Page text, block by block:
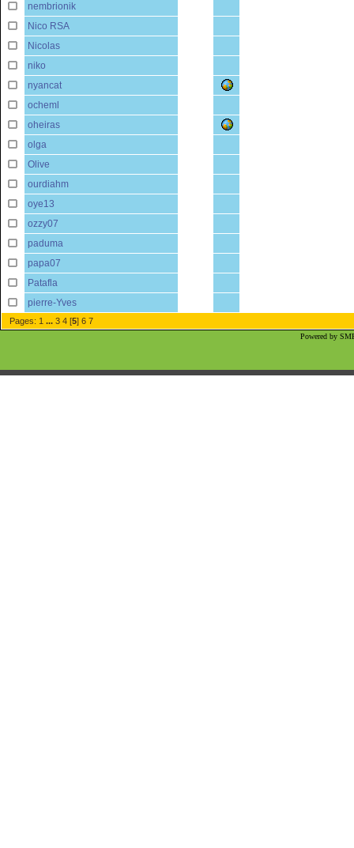
nembrionik
Nico RSA
Nicolas
niko
nyancat
ocheml
oheiras
olga
Olive
ourdiahm
oye13
ozzy07
paduma
papa07
Patafla
pierre-Yves
Pages: 1 ... 3 4 [5] 6 7
Powered by